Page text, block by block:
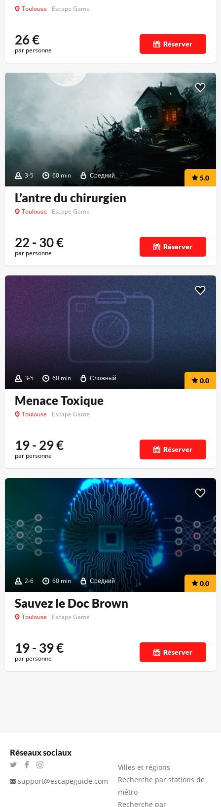
Toulouse Escape Game
26€
par personne
Réserver
3-5 60 min Средний 5.0
L’antre du chirurgien
Toulouse Escape Game
22 - 30€
par personne
Réserver
3-5 60 min Сложный 0.0
Menace Toxique
Toulouse Escape Game
19 - 29€
par personne
Réserver
2-6 60 min Средний 0.0
Sauvez le Doc Brown
Toulouse Escape Game
19 - 39€
par personne
Réserver
Réseaux sociaux
support@escapeguide.com
Villes et régions
Recherche par stations de
métro
Recherche par